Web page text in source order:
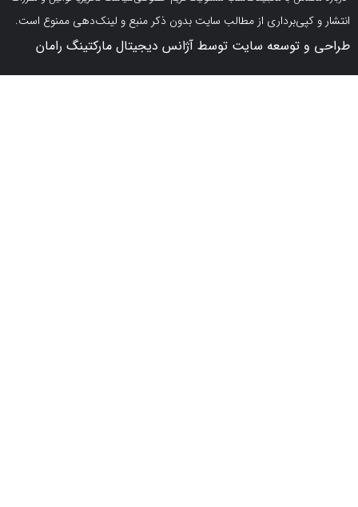
از مطالب سایت بدون ذکر منبع و لینک‌دهی ممنوع است.
سایت توسط آژانس دیجیتال مارکتینگ رامان